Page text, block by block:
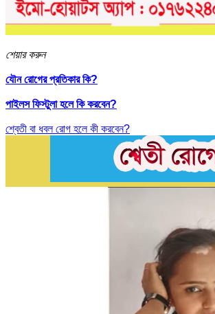
শেয়ার করুন
যৌন রোগের প্রতিকার কি?
পাইলস ফিস্টুলা হলে কি করবেন?
শ্বেতী বা ধবল রোগ হলে কী করবেন?